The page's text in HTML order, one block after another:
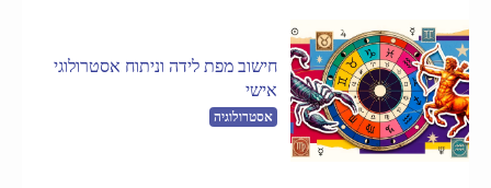
חישוב מפת לידה וניתוח אסטרולוגי
אישי
אסטרולוגיה